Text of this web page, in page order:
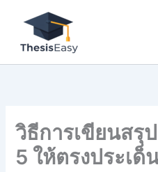
content
วิธีการเขียนสรุ
5 ให้ตรงประเ